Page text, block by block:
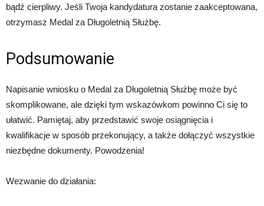
bądź cierpliwy. Jeśli Twoja kandydatura zostanie zaakceptowana,
otrzymasz Medal za Długoletnią Służbę.
Podsumowanie
Napisanie wniosku o Medal za Długoletnią Służbę może być
skomplikowane, ale dzięki tym wskazówkom powinno Ci się to
ułatwić. Pamiętaj, aby przedstawić swoje osiągnięcia i
kwalifikacje w sposób przekonujący, a także dołączyć wszystkie
niezbędne dokumenty. Powodzenia!
Wezwanie do działania: